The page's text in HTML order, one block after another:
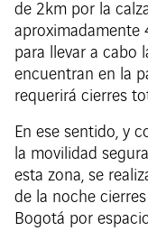
de 2km por la
aproximadamente
para llevar a cabo
encuentran en la
requerirá cierres
En ese sentido, y
la movilidad
esta zona, se
de la noche
Bogotá por